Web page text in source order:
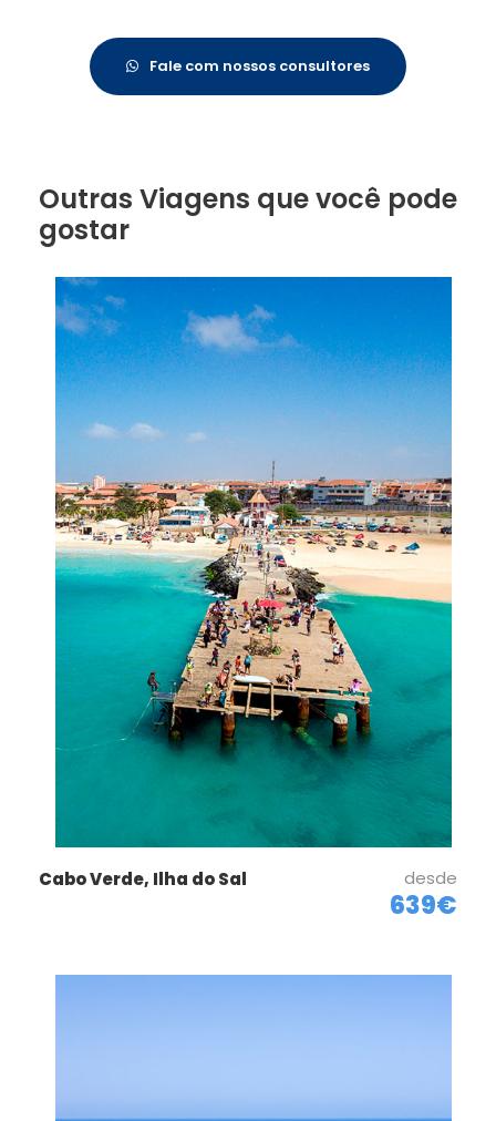
Fale com nossos consultores
Outras Viagens que você pode
gostar
Cabo Verde, Ilha do Sal desde
639€